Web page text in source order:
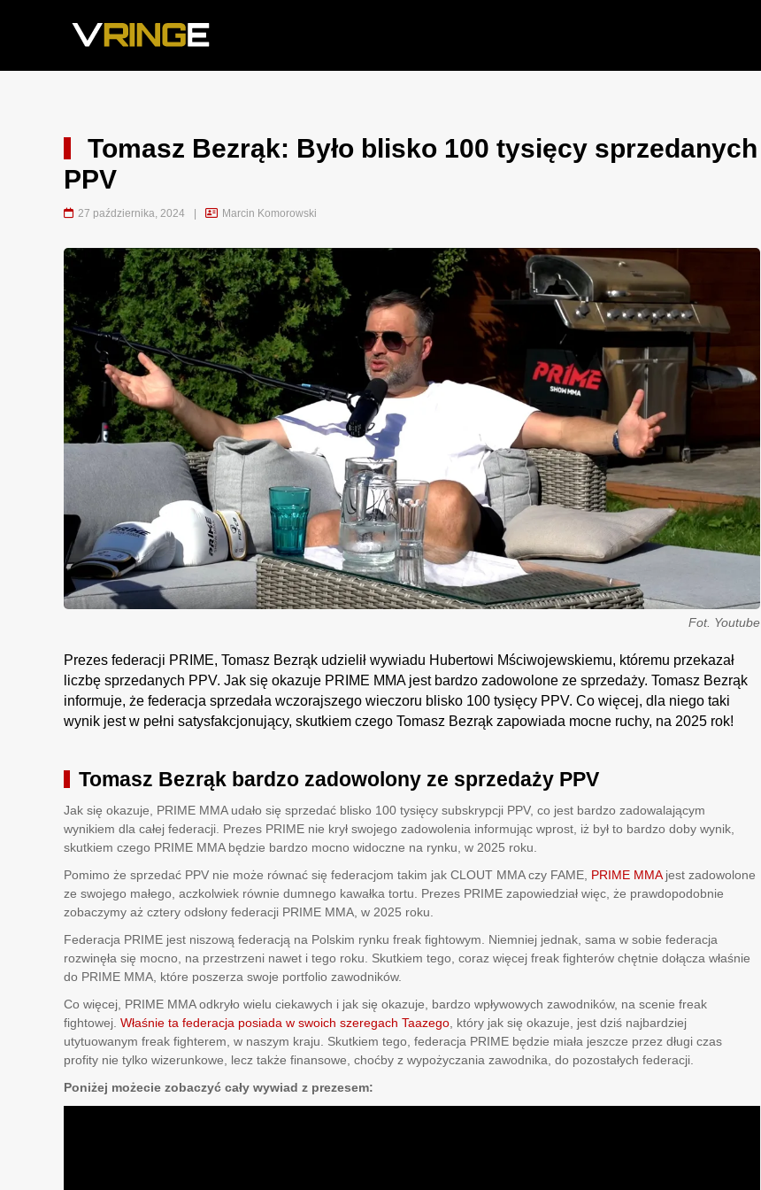
Tomasz Bezrąk: Było blisko 100 tysięcy sprzedanych
PPV
27 października, 2024 | Marcin Komorowski
Fot. Youtube
Prezes federacji PRIME, Tomasz Bezrąk udzielił wywiadu Hubertowi Mściwojewskiemu, któremu przekazał
liczbę sprzedanych PPV. Jak się okazuje PRIME MMA jest bardzo zadowolone ze sprzedaży. Tomasz Bezrąk
informuje, że federacja sprzedała wczorajszego wieczoru blisko 100 tysięcy PPV. Co więcej, dla niego taki
wynik jest w pełni satysfakcjonujący, skutkiem czego Tomasz Bezrąk zapowiada mocne ruchy, na 2025 rok!
Tomasz Bezrąk bardzo zadowolony ze sprzedaży PPV
Jak się okazuje, PRIME MMA udało się sprzedać blisko 100 tysięcy subskrypcji PPV, co jest bardzo zadowalającym
wynikiem dla całej federacji. Prezes PRIME nie krył swojego zadowolenia informując wprost, iż był to bardzo doby wynik,
skutkiem czego PRIME MMA będzie bardzo mocno widoczne na rynku, w 2025 roku.
Pomimo że sprzedać PPV nie może równać się federacjom takim jak CLOUT MMA czy FAME, PRIME MMAjest zadowolone
ze swojego małego, aczkolwiek równie dumnego kawałka tortu. Prezes PRIME zapowiedział więc, że prawdopodobnie
zobaczymy aż cztery odsłony federacji PRIME MMA, w 2025 roku.
Federacja PRIME jest niszową federacją na Polskim rynku freak fightowym. Niemniej jednak, sama w sobie federacja
rozwinęła się mocno, na przestrzeni nawet i tego roku. Skutkiem tego, coraz więcej freak fighterów chętnie dołącza właśnie
do PRIME MMA, które poszerza swoje portfolio zawodników.
Co więcej, PRIME MMA odkryło wielu ciekawych i jak się okazuje, bardzo wpływowych zawodników, na scenie freak
fightowej. Właśnie ta federacja posiada w swoich szeregach Taazego , który jak się okazuje, jest dziś najbardziej
utytuowanym freak fighterem, w naszym kraju. Skutkiem tego, federacja PRIME będzie miała jeszcze przez długi czas
profity nie tylko wizerunkowe, lecz także finansowe, choćby z wypożyczania zawodnika, do pozostałych federacji.
Poniżej możecie zobaczyć cały wywiad z prezesem: